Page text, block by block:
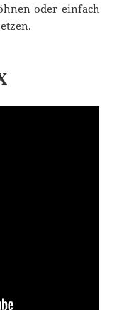
oder einfach